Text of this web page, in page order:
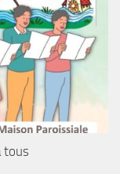
tous